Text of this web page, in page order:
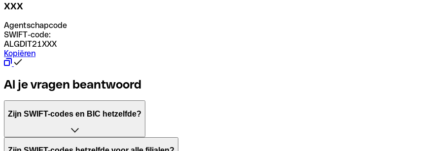
XXX
Agentschapcode
SWIFT-code:
ALGDIT21XXX
Kopiëren
Al je vragen beantwoord
Zijn SWIFT-codes en BIC hetzelfde?